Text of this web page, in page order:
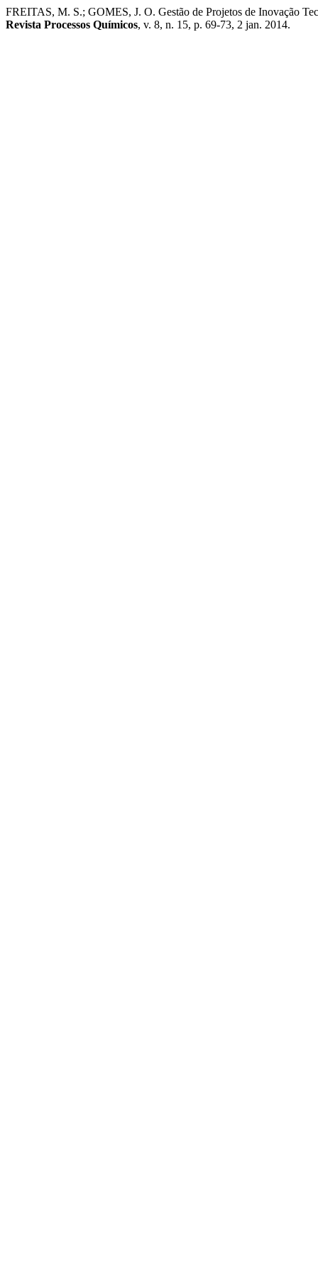
FREITAS, M. S.; GOMES, J. O. Gestão de Projetos de Inovação
Revista Processos Químicos, v. 8, n. 15, p. 69-73, 2 jan. 2014.